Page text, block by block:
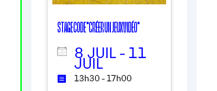
STAGE CODE "CRÉER UN JEUX VIDÉO"
8 JUIL - 11
JUIL
13h30 - 17h00